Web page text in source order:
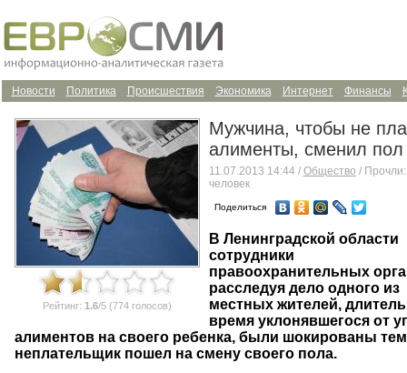
Финансы
Интернет
Экономика
Происшествия
Политика
Новости
Рейтинг: 1.6/5 (774 голосов)
Мужчина, чтобы не
алименты, сменил пол
11.07.2013 14:44 / Общество /
человек
Поделиться
В Ленинградской области
сотрудники
правоохранительных
расследуя дело одного из
местных жителей,
время уклонявшегося от
алиментов на своего ребенка, были шокированы
неплательщик пошел на смену своего пола.